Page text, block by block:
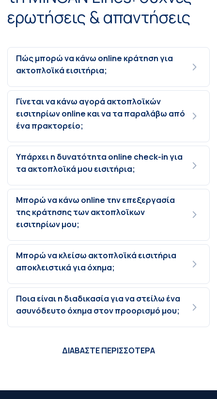
ερωτήσεις & απαντήσεις
Πώς μπορώ να κάνω online κράτηση για
ακτοπλοϊκά εισιτήρια;
Γίνεται να κάνω αγορά ακτοπλοϊκών
εισιτηρίων online και να τα παραλάβω από
ένα πρακτορείο;
Υπάρχει η δυνατότητα online check-in για
τα ακτοπλοϊκά μου εισιτήρια;
Μπορώ να κάνω online την επεξεργασία
της κράτησης των ακτοπλοϊκων
εισιτηρίων μου;
Μπορώ να κλείσω ακτοπλοϊκά εισιτήρια
αποκλειστικά για όχημα;
Ποια είναι η διαδικασία για να στείλω ένα
ασυνόδευτο όχημα στον προορισμό μου;
ΔΙΑΒΑΣΤΕ ΠΕΡΙΣΣΟΤΕΡΑ